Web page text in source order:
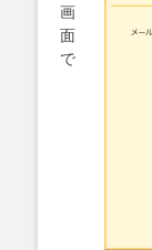
画
面
で